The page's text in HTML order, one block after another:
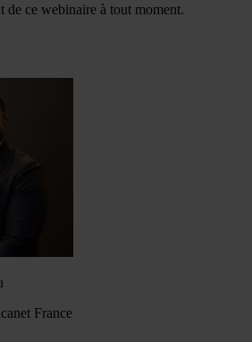
de ce webinaire à tout moment.
France